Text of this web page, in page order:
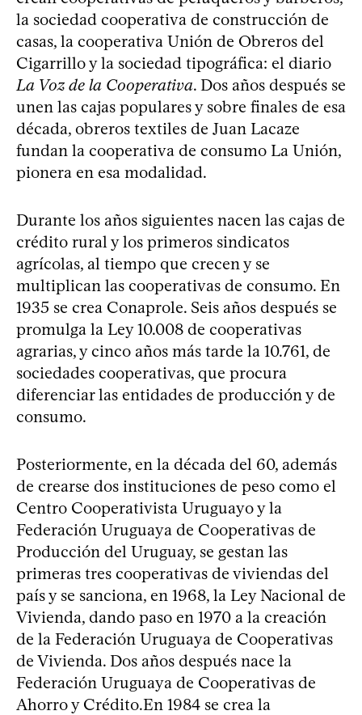
la sociedad cooperativa de construcción de
casas, la cooperativa Unión de Obreros del
Cigarrillo y la sociedad tipográfica: el diario
La Voz de la Cooperativa. Dos años después se
unen las cajas populares y sobre finales de esa
década, obreros textiles de Juan Lacaze
fundan la cooperativa de consumo La Unión,
pionera en esa modalidad.
Durante los años siguientes nacen las cajas de
crédito rural y los primeros sindicatos
agrícolas, al tiempo que crecen y se
multiplican las cooperativas de consumo. En
1935 se crea Conaprole. Seis años después se
promulga la Ley 10.008 de cooperativas
agrarias, y cinco años más tarde la 10.761, de
sociedades cooperativas, que procura
diferenciar las entidades de producción y de
consumo.
Posteriormente, en la década del 60, además
de crearse dos instituciones de peso como el
Centro Cooperativista Uruguayo y la
Federación Uruguaya de Cooperativas de
Producción del Uruguay, se gestan las
primeras tres cooperativas de viviendas del
país y se sanciona, en 1968, la Ley Nacional de
Vivienda, dando paso en 1970 a la creación
de la Federación Uruguaya de Cooperativas
de Vivienda. Dos años después nace la
Federación Uruguaya de Cooperativas de
Ahorro y Crédito. ​ En 1984 se crea la